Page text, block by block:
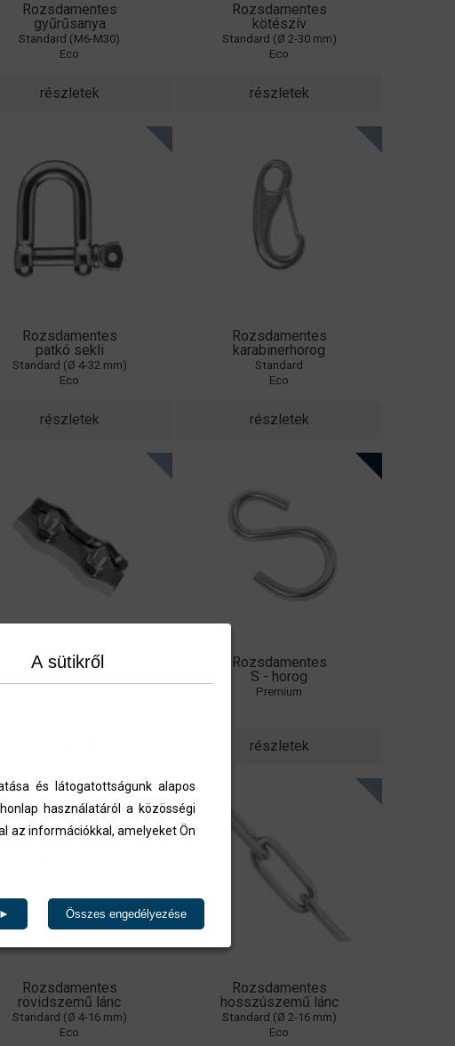
Rozsdamentes
gyűrűsanya
Standard (M6-M30)
Eco
részletek
Rozsdamentes
kötészív
Standard (Ø 2-30 mm)
Eco
részletek
Rozsdamentes
patkó sekli
Standard (Ø 4-32 mm)
Eco
részletek
Rozsdamentes
karabinerhorog
Standard
Eco
részletek
Rozsdamentes
Rozsdamentes
S - horog
Premium
részletek
Rozsdamentes
rövidszemű lánc
Standard (Ø 4-16 mm)
Eco
Rozsdamentes
hosszúszemű lánc
Standard (Ø 2-16 mm)
Eco
A sütikről
és látogatottságunk alapos
használatáról a közösségi
az információkkal, amelyeket Ön
Összes engedélyezése